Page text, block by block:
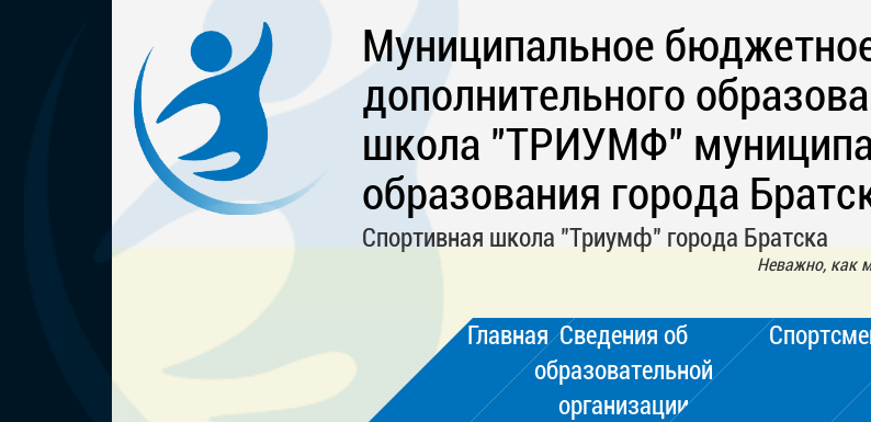
Муниципальное
дополнительного
школа "ТРИУМФ"
образования города
Спортивная школа "Триумф" города Братска
Неважно, как
Главная Сведения об
образовательной
организации